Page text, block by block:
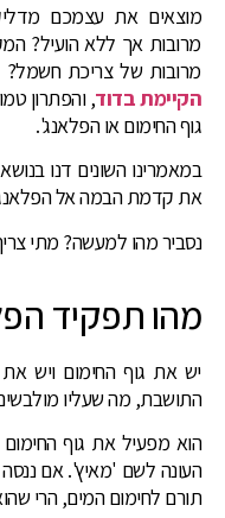
מוצאים את עצמכם
מרובות אך ללא הועיל?
מרובות של צריכת חשמל?
הקיימת בדוד, והפתרון
גוף החימום או הפלאנג'.
במאמרינו השונים דנו
את קדמת הבמה אל
נסביר מהו למעשה? מתי
מהו תפקיד
יש את גוף החימום ויש
התושבת, מה שעליו
הוא מפעיל את גוף
העונה לשם 'מאיץ'. אם
תורם לחימום המים, הרי